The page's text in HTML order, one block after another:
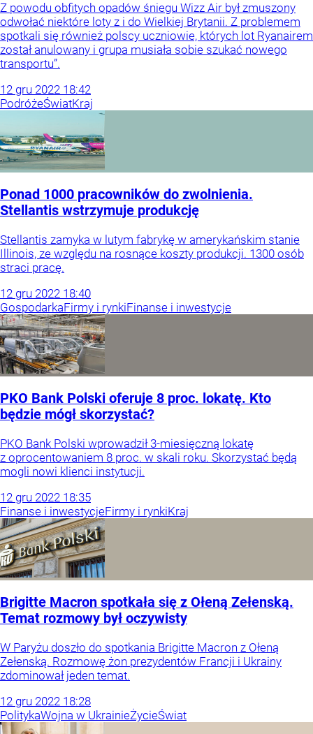
Z powodu obfitych opadów śniegu Wizz Air był zmuszony
odwołać niektóre loty z i do Wielkiej Brytanii. Z problemem
spotkali się również polscy uczniowie, których lot Ryanairem
został anulowany i grupa musiała sobie szukać nowego
transportu”.
12 gru 2022 18:42
PodróżeŚwiatKraj
Ponad 1000 pracowników do zwolnienia.
Stellantis wstrzymuje produkcję
Stellantis zamyka w lutym fabrykę w amerykańskim stanie
Illinois, ze względu na rosnące koszty produkcji. 1300 osób
straci pracę.
12 gru 2022 18:40
GospodarkaFirmy i rynkiFinanse i inwestycje
PKO Bank Polski oferuje 8 proc. lokatę. Kto
będzie mógł skorzystać?
PKO Bank Polski wprowadził 3-miesięczną lokatę
z oprocentowaniem 8 proc. w skali roku. Skorzystać będą
mogli nowi klienci instytucji.
12 gru 2022 18:35
Finanse i inwestycjeFirmy i rynkiKraj
Brigitte Macron spotkała się z Ołeną Zełenską.
Temat rozmowy był oczywisty
W Paryżu doszło do spotkania Brigitte Macron z Ołeną
Zełenską. Rozmowę żon prezydentów Francji i Ukrainy
zdominował jeden temat.
12 gru 2022 18:28
PolitykaWojna w UkrainieŻycieŚwiat